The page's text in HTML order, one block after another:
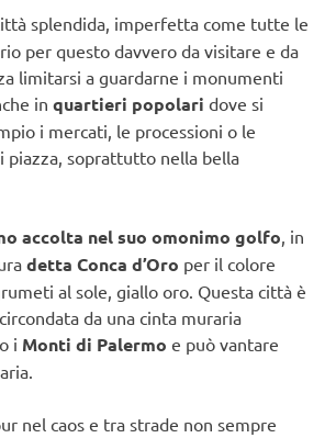
splendida, imperfetta come tutte le
per questo davvero da visitare e da
limitarsi a guardarne i monumenti
in quartieri popolari dove si
i mercati, le processioni o le
piazza, soprattutto nella bella
accolta nel suo omonimo golfo, in
detta Conca d’Oro per il colore
al sole, giallo oro. Questa città è
da una cinta muraria
i Monti di Palermo e può vantare
nel caos e tra strade non sempre